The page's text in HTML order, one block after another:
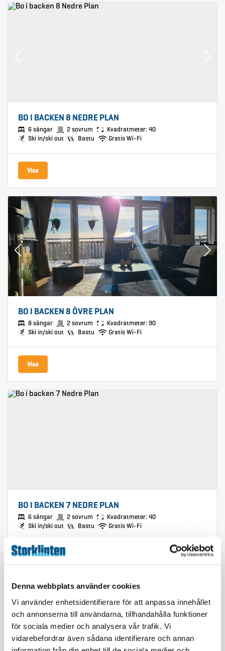
Denna webbplats använder cookies
Vi använder enhetsidentifierare för att anpassa innehållet
och annonserna till användarna, tillhandahålla funktioner
för sociala medier och analysera vår trafik. Vi
vidarebefordrar även sådana identifierare och annan
BO I BACKEN 8 NEDRE PLAN
6 sängar 2 sovrum
Kvadratmeter: 40
Ski in/ski out
Bastu Gratis Wi-Fi
Visa
BO I BACKEN 8 ÖVRE PLAN
8 sängar 2 sovrum
Kvadratmeter: 90
Ski in/ski out
Bastu Gratis Wi-Fi
Visa
BO I BACKEN 7 NEDRE PLAN
6 sängar 2 sovrum
Kvadratmeter: 40
Ski in/ski out
Bastu Gratis Wi-Fi
Visa